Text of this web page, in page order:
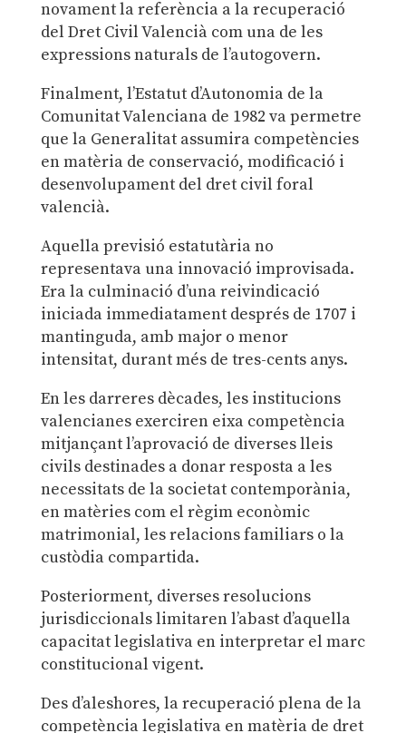
novament la referència a la recuperació
del Dret Civil Valencià com una de les
expressions naturals de l’autogovern.
Finalment, l’Estatut d’Autonomia de la
Comunitat Valenciana de 1982 va permetre
que la Generalitat assumira competències
en matèria de conservació, modificació i
desenvolupament del dret civil foral
valencià.
Aquella previsió estatutària no
representava una innovació improvisada.
Era la culminació d’una reivindicació
iniciada immediatament després de 1707 i
mantinguda, amb major o menor
intensitat, durant més de tres-cents anys.
En les darreres dècades, les institucions
valencianes exerciren eixa competència
mitjançant l’aprovació de diverses lleis
civils destinades a donar resposta a les
necessitats de la societat contemporània,
en matèries com el règim econòmic
matrimonial, les relacions familiars o la
custòdia compartida.
Posteriorment, diverses resolucions
jurisdiccionals limitaren l’abast d’aquella
capacitat legislativa en interpretar el marc
constitucional vigent.
Des d’aleshores, la recuperació plena de la
competència legislativa en matèria de dret